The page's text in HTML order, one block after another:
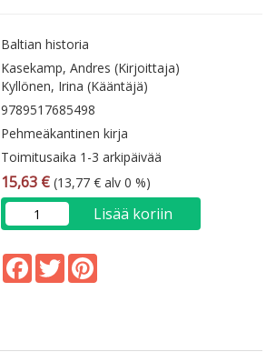
Baltian historia
Kasekamp, Andres (Kirjoittaja)
Kyllönen, Irina (Kääntäjä)
9789517685498
Pehmeäkantinen kirja
Toimitusaika 1-3 arkipäivää
15,63 € (13,77 € alv 0 %)
Lisää koriin
Facebook
Twitter